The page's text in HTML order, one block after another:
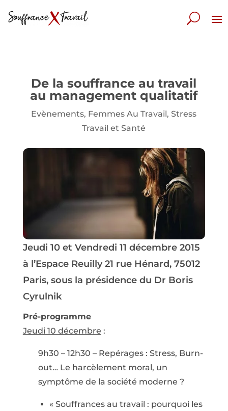
De la souffrance au travail
au management qualitatif
Evènements, Femmes Au Travail,Stress
Travail et Santé
Jeudi 10 et Vendredi 11 décembre 2015
à l’Espace Reuilly 21 rue Hénard, 75012
Paris, sous la présidence du Dr Boris
Cyrulnik
Pré-programme
Jeudi 10 décembre :
9h30 – 12h30 – Repérages : Stress, Burn-
out… Le harcèlement moral, un
symptôme de la société moderne ?
« Souffrances au travail : pourquoi les